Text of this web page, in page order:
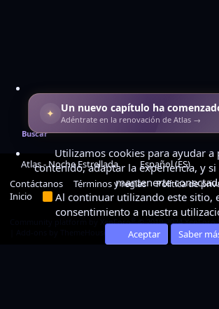
Buscar
Atlas - Noche Estrellada
Español (ES)
Contáctanos
Términos y reglas Política de
Inicio
R
Community platform by XenForo
© 2010-2024 XenForo
✦ Un nuevo capítulo ha
Adéntrate en la renovación de Atlas →
Utilizamos cookies para ayudar a
contenido, adaptar la experiencia, y
mantenerte
Al continuar utilizando este sitio,
consentimiento a nuestra
Aceptar Saber